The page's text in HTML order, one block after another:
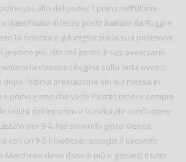
più alto del podio; il primo nell’ultimo
classificato al terzo posto battuto da Ruggi e
la rivincita e già migliorata la sua posizione
gradino più alto del podio. Il suo avversario
la classica ciliegina sulla torta ovvero
l’ottima prestazione sin qui messa in
primo game che vede Picotto tenere sempre
redini dell’incontro e la naturale conclusione
per 9-4. Nel secondo gioco stessa
con un 9-5 il biellese raccoglie il secondo
Marchese deve dare di più e giocarsi il tutto